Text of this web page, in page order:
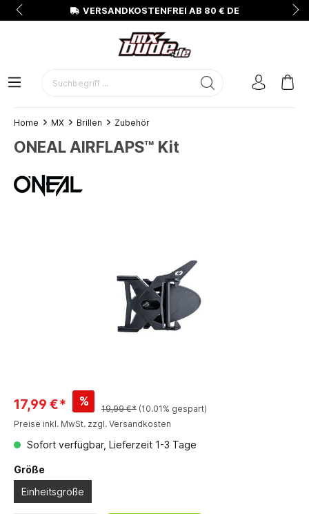
VERSANDKOSTENFREI AB 80 € DE
Home MX Brillen Zubehör
ONEAL AIRFLAPS™ Kit
17,99 €* %
19,99 €* (10.01% gespart)
Preise inkl. MwSt. zzgl. Versandkosten
Sofort verfügbar, Lieferzeit 1-3 Tage
Größe
Einheitsgröße